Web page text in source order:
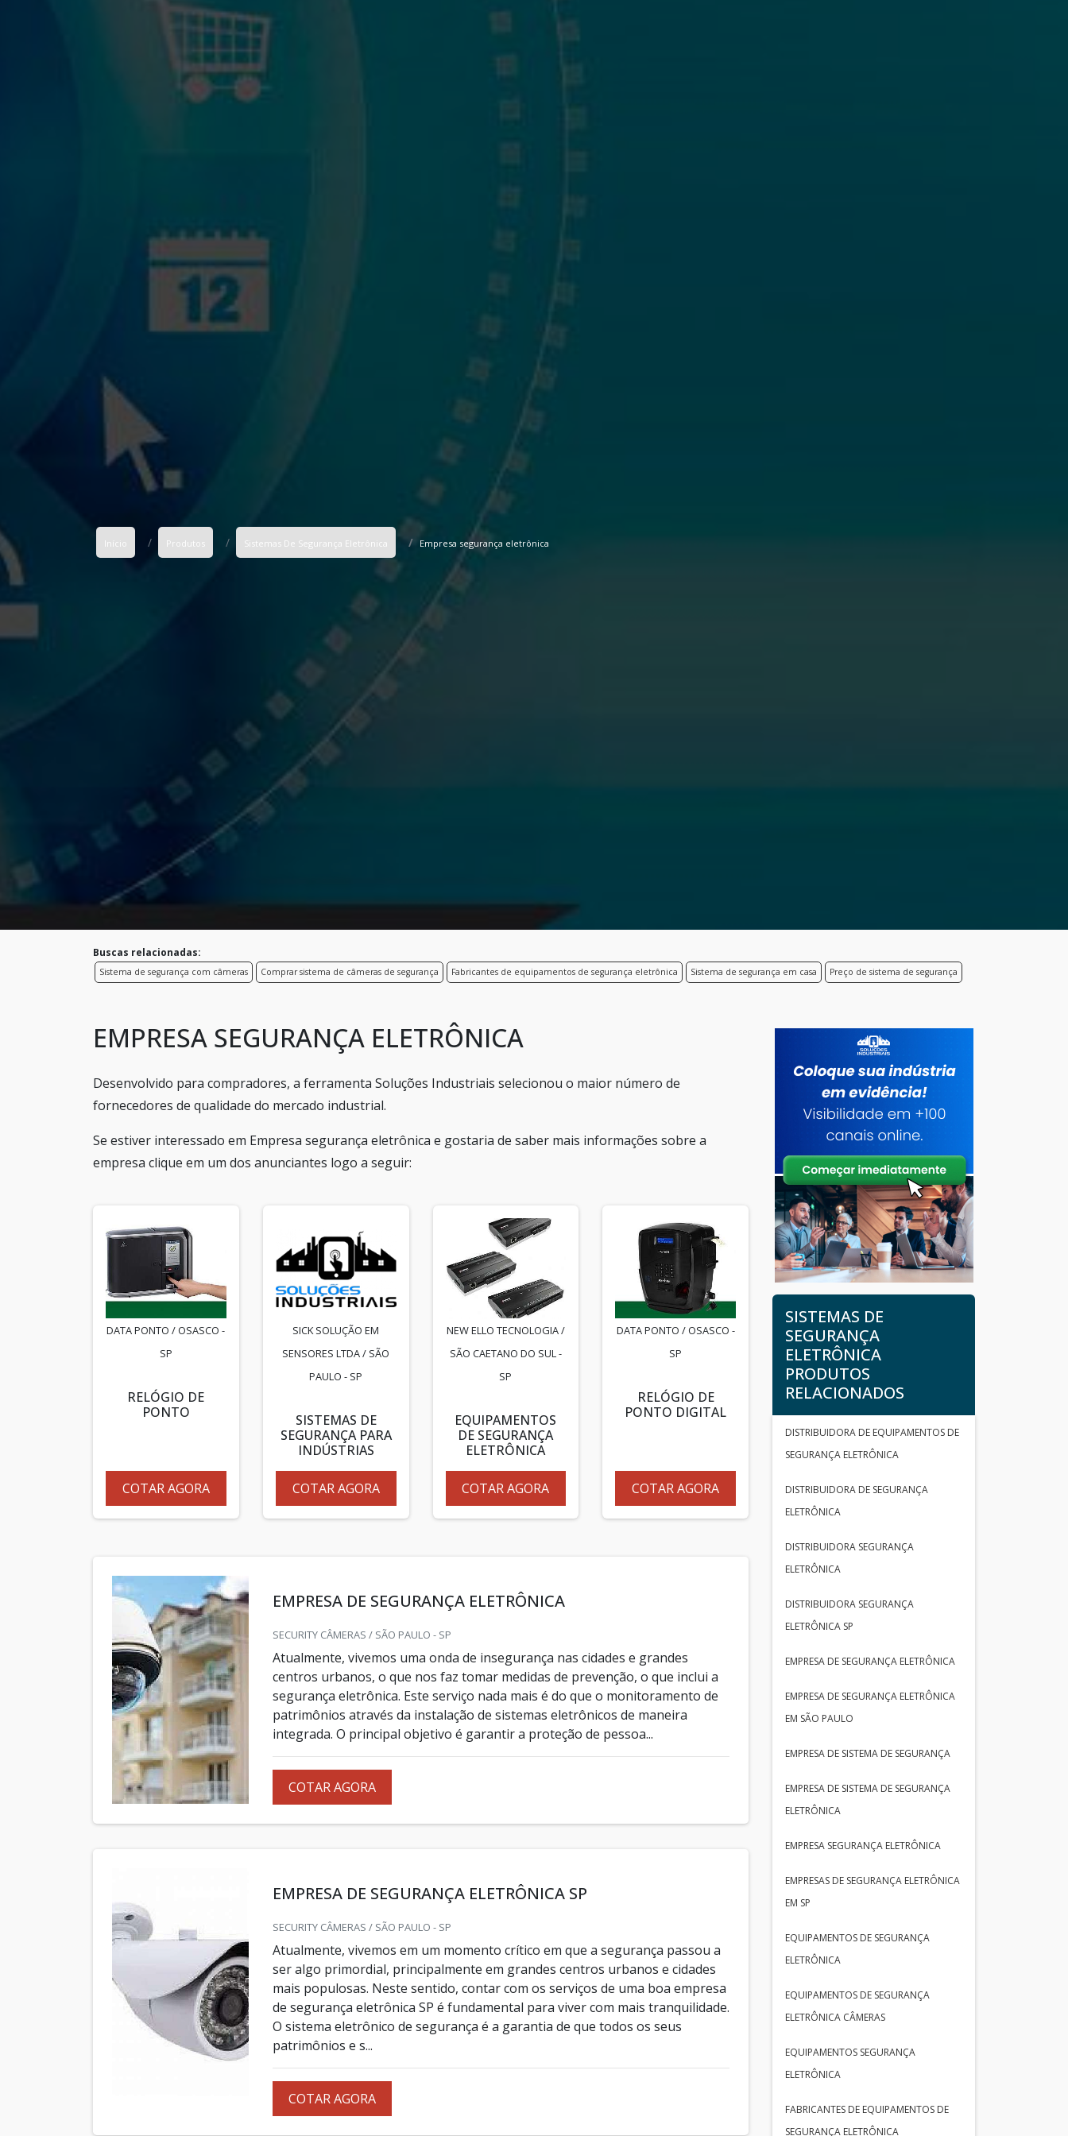
Início Produtos Sistemas De Segurança Eletrônica Empresa segurança eletrônica
Buscas relacionadas:
Sistema de segurança com câmeras Comprar sistema de câmeras de segurança Fabricantes de equipamentos de segurança eletrônica Sistema de segurança em casa Preço de sistema de segurança
EMPRESA SEGURANÇA ELETRÔNICA
Desenvolvido para compradores, a ferramenta Soluções Industriais selecionou o maior número de
fornecedores de qualidade do mercado industrial.
Se estiver interessado em Empresa segurança eletrônica e gostaria de saber mais informações sobre a
empresa clique em um dos anunciantes logo a seguir:
DATA PONTO / OSASCO -
SP
RELÓGIO DE
PONTO
COTAR AGORA
SICK SOLUÇÃO EM
SENSORES LTDA / SÃO
PAULO - SP
SISTEMAS DE
SEGURANÇA PARA
INDÚSTRIAS
COTAR AGORA
NEW ELLO TECNOLOGIA /
SÃO CAETANO DO SUL -
SP
EQUIPAMENTOS
DE SEGURANÇA
ELETRÔNICA
COTAR AGORA
DATA PONTO / OSASCO -
SP
RELÓGIO DE
PONTO DIGITAL
COTAR AGORA
EMPRESA DE SEGURANÇA ELETRÔNICA
SECURITY CÂMERAS / SÃO PAULO - SP
Atualmente, vivemos uma onda de insegurança nas cidades e grandes
centros urbanos, o que nos faz tomar medidas de prevenção, o que inclui a
segurança eletrônica. Este serviço nada mais é do que o monitoramento de
patrimônios através da instalação de sistemas eletrônicos de maneira
integrada. O principal objetivo é garantir a proteção de pessoa...
COTAR AGORA
EMPRESA DE SEGURANÇA ELETRÔNICA SP
SECURITY CÂMERAS / SÃO PAULO - SP
Atualmente, vivemos em um momento crítico em que a segurança passou a
ser algo primordial, principalmente em grandes centros urbanos e cidades
mais populosas. Neste sentido, contar com os serviços de uma boa empresa
de segurança eletrônica SP é fundamental para viver com mais tranquilidade.
O sistema eletrônico de segurança é a garantia de que todos os seus
patrimônios e s...
COTAR AGORA
SISTEMAS DE
SEGURANÇA
ELETRÔNICA
PRODUTOS
RELACIONADOS
DISTRIBUIDORA DE EQUIPAMENTOS DE
SEGURANÇA ELETRÔNICA
DISTRIBUIDORA DE SEGURANÇA
ELETRÔNICA
DISTRIBUIDORA SEGURANÇA
ELETRÔNICA
DISTRIBUIDORA SEGURANÇA
ELETRÔNICA SP
EMPRESA DE SEGURANÇA ELETRÔNICA
EMPRESA DE SEGURANÇA ELETRÔNICA
EM SÃO PAULO
EMPRESA DE SISTEMA DE SEGURANÇA
EMPRESA DE SISTEMA DE SEGURANÇA
ELETRÔNICA
EMPRESA SEGURANÇA ELETRÔNICA
EMPRESAS DE SEGURANÇA ELETRÔNICA
EM SP
EQUIPAMENTOS DE SEGURANÇA
ELETRÔNICA
EQUIPAMENTOS DE SEGURANÇA
ELETRÔNICA CÂMERAS
EQUIPAMENTOS SEGURANÇA
ELETRÔNICA
FABRICANTES DE EQUIPAMENTOS DE
SEGURANÇA ELETRÔNICA